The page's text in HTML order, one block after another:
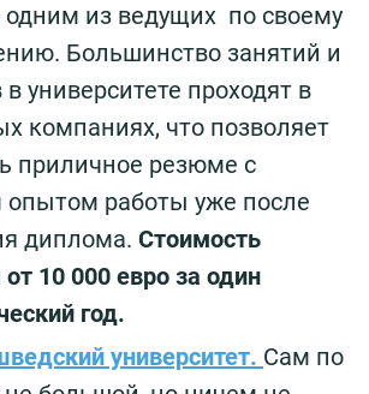
одним из ведущих по своему
Большинство занятий и
в университете проходят в
компаниях, что позволяет
приличное резюме с
работы уже после
диплома. Стоимость
10 000 евро за один
год.
университет. Сам по